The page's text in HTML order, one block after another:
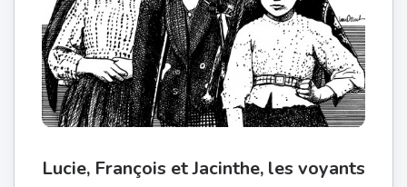
Lucie, François et Jacinthe, les voyants